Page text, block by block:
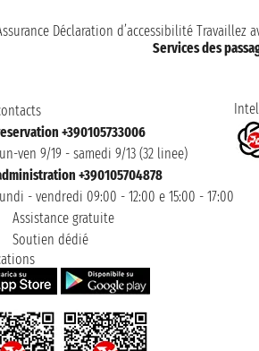
Déclaration d’accessibilité Travaillez
Services des
+390105733006
ven 9/19 - samedi 9/13 (32 linee)
+390105704878
- vendredi 09:00 - 12:00 e 15:00 - 17:00
Assistance gratuite
Soutien dédié